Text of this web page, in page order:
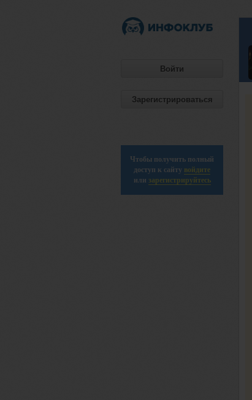
Войти
Зарегистрироваться
Чтобы получить полный
доступ к сайту войдите
или зарегистрируйтесь